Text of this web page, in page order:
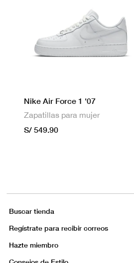
Nike Air Force 1 '07
Zapatillas para mujer
S/ 549.90
Buscar tienda
Regístrate para recibir correos
Hazte miembro